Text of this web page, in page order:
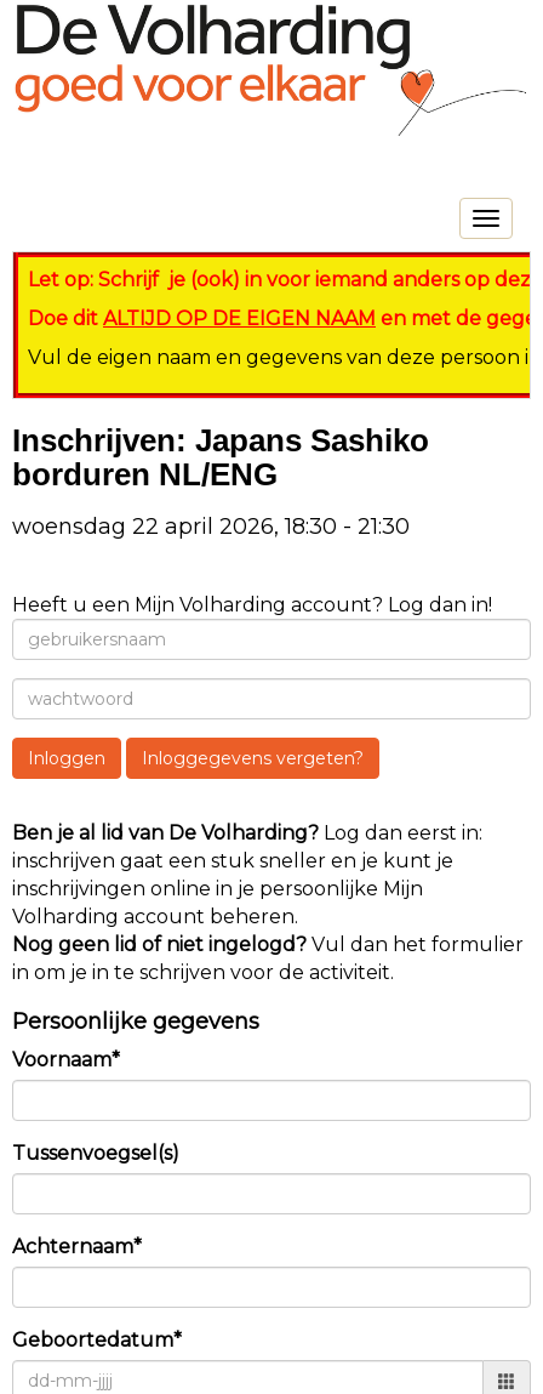
Toggle
Let op: Schrijf je (ook) in voor iemand anders op
Doe dit ALTIJD OP DE EIGEN NAAM en met de
Vul de eigen naam en gegevens van deze persoon
Inschrijven: Japans Sashiko
borduren NL/ENG
woensdag 22 april 2026, 18:30 - 21:30
Heeft u een Mijn Volharding account? Log dan in!
Inloggen Inloggegevens vergeten?
Ben je al lid van De Volharding? Log dan eerst in:
inschrijven gaat een stuk sneller en je kunt je
inschrijvingen online in je persoonlijke Mijn
Volharding account beheren.
Nog geen lid of niet ingelogd? Vul dan het formulier
in om je in te schrijven voor de activiteit.
Persoonlijke gegevens
Voornaam*
Tussenvoegsel(s)
Achternaam*
Geboortedatum*